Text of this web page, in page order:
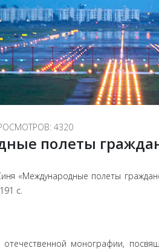
4320
полеты
«Международные полеты
с.
моногра­фии,